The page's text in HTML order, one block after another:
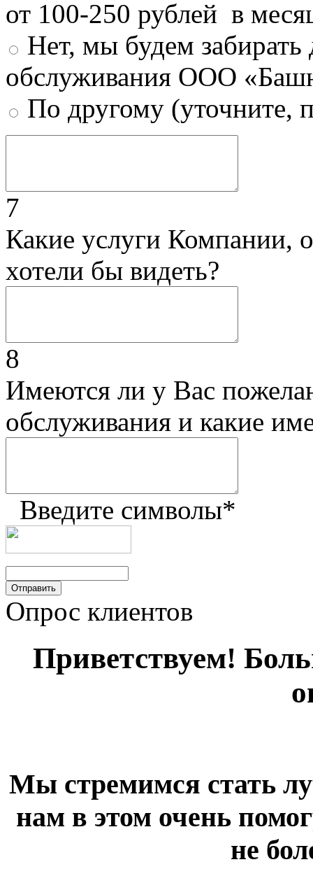
от 100-250 рублей в
Нет, мы будем
обслуживания ООО
По другому (уточните,
7
Какие услуги Компании,
хотели бы видеть?
8
Имеются ли у Вас
обслуживания и какие
Введите символы*
Опрос клиентов
Приветствуем!
Мы стремимся стать
нам в этом очень
не